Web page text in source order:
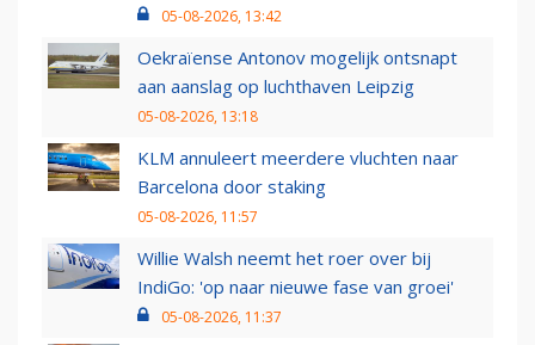
05-08-2026, 13:42
Oekraïense Antonov mogelijk ontsnapt
aan aanslag op luchthaven Leipzig
05-08-2026, 13:18
KLM annuleert meerdere vluchten naar
Barcelona door staking
05-08-2026, 11:57
Willie Walsh neemt het roer over bij
IndiGo: 'op naar nieuwe fase van groei'
05-08-2026, 11:37